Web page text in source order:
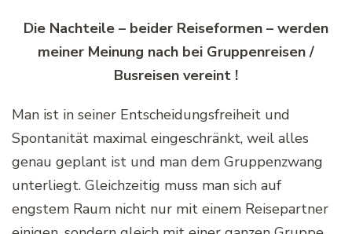
Die Nachteile – beider Reiseformen – werden
meiner Meinung nach bei Gruppenreisen /
Busreisen vereint !
Man ist in seiner Entscheidungsfreiheit und
Spontanität maximal eingeschränkt, weil alles
genau geplant ist und man dem Gruppenzwang
unterliegt. Gleichzeitig muss man sich auf
engstem Raum nicht nur mit einem Reisepartner